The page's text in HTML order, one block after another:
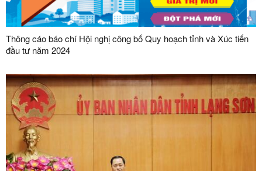
Thông cáo báo chí Hội nghị công bố Quy hoạch tỉnh và Xúc tiến
đầu tư năm 2024